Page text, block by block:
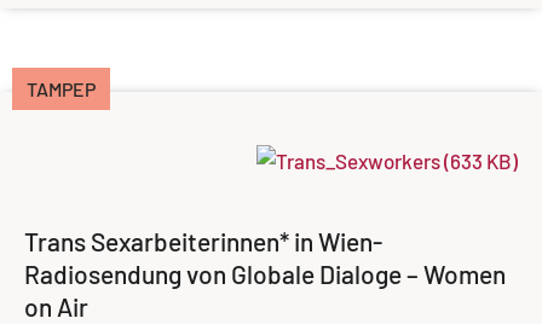
TAMPEP
Trans Sexarbeiterinnen* in Wien-
Radiosendung von Globale Dialoge – Women
on Air